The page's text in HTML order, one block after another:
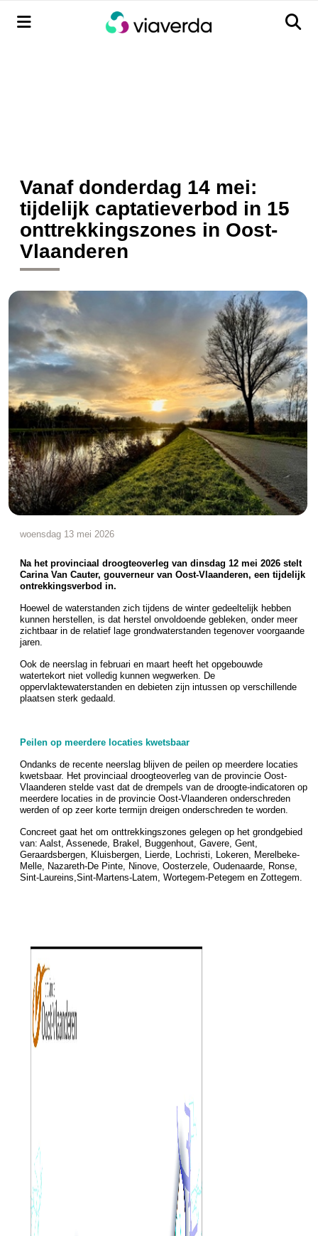
Menu Menu
Vanaf donderdag 14 mei:
tijdelijk captatieverbod in 15
onttrekkingszones in Oost-
Vlaanderen
woensdag 13 mei 2026
Na het provinciaal droogteoverleg van dinsdag 12 mei 2026 stelt
Carina Van Cauter, gouverneur van Oost-Vlaanderen, een tijdelijk
ontrekkingsverbod in.
Hoewel de waterstanden zich tijdens de winter gedeeltelijk hebben
kunnen herstellen, is dat herstel onvoldoende gebleken, onder meer
zichtbaar in de relatief lage grondwaterstanden tegenover voorgaande
jaren.
Ook de neerslag in februari en maart heeft het opgebouwde
watertekort niet volledig kunnen wegwerken. De
oppervlaktewaterstanden en debieten zijn intussen op verschillende
plaatsen sterk gedaald.
Peilen op meerdere locaties kwetsbaar
Ondanks de recente neerslag blijven de peilen op meerdere locaties
kwetsbaar. Het provinciaal droogteoverleg van de provincie Oost-
Vlaanderen stelde vast dat de drempels van de droogte-indicatoren op
meerdere locaties in de provincie Oost-Vlaanderen onderschreden
werden of op zeer korte termijn dreigen onderschreden te worden.
Concreet gaat het om onttrekkingszones gelegen op het grondgebied
van: Aalst, Assenede, Brakel, Buggenhout, Gavere, Gent,
Geraardsbergen, Kluisbergen, Lierde, Lochristi, Lokeren, Merelbeke-
Melle, Nazareth-De Pinte, Ninove, Oosterzele, Oudenaarde, Ronse,
Sint-Laureins,Sint-Martens-Latem, Wortegem-Petegem en Zottegem.